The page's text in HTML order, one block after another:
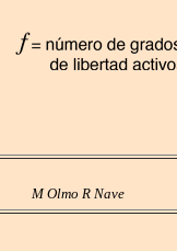
M Olmo R Nave